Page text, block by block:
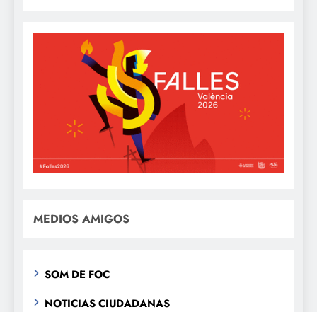
MEDIOS AMIGOS
SOM DE FOC
NOTICIAS CIUDADANAS